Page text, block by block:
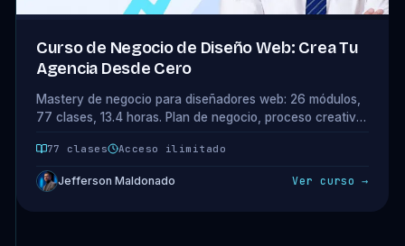
Curso de Negocio de Diseño Web: Crea Tu
Agencia Desde Cero
Mastery de negocio para diseñadores web: 26 módulos,
77 clases, 13.4 horas. Plan de negocio, proceso creativo,
Acceso completo incluido en tu plan.
77 clases Acceso ilimitado
Jefferson Maldonado Ver curso →